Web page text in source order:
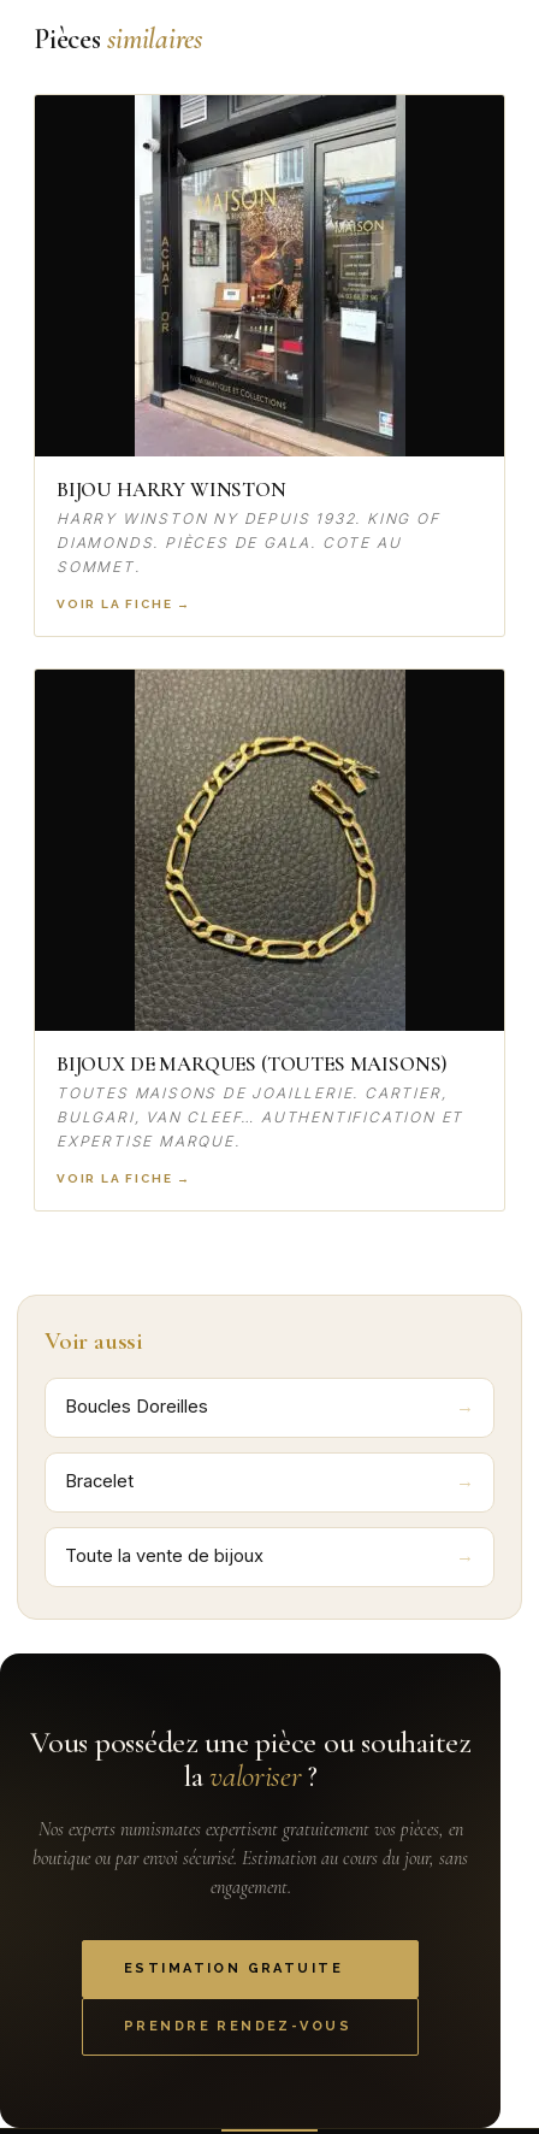
Piècessimilaires
BIJOU HARRY WINSTON
HARRY WINSTON NY DEPUIS 1932. KING OF
DIAMONDS. PIÈCES DE GALA. COTE AU
SOMMET.
VOIR LA FICHE →
BIJOUX DE MARQUES (TOUTES MAISONS)
TOUTES MAISONS DE JOAILLERIE. CARTIER,
BULGARI, VAN CLEEF… AUTHENTIFICATION ET
EXPERTISE MARQUE.
VOIR LA FICHE →
Voir aussi
Boucles Doreilles
Bracelet
Toute la vente de bijoux
Vous possédez une pièce ou souhaitez
lavaloriser?
Nos experts numismates expertisent gratuitement vos pièces, en
boutique ou par envoi sécurisé. Estimation au cours du jour, sans
engagement.
ESTIMATION GRATUITE
PRENDRE RENDEZ-VOUS